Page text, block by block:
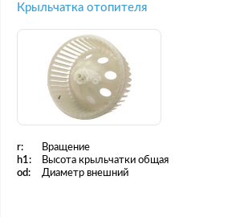
Крыльчатка отопителя
r: Вращение
h1:
Высота крыльчатки общая
od:
Диаметр внешний